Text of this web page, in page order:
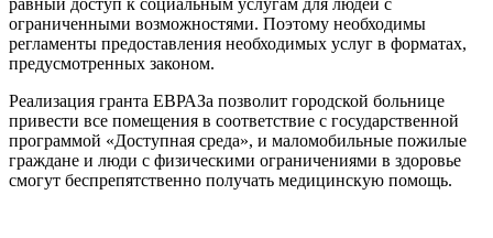
ограниченными возможностями. Поэтому необходимы
регламенты предоставления необходимых услуг в форматах,
предусмотренных законом.
Реализация гранта ЕВРАЗа позволит городской больнице
привести все помещения в соответствие с государственной
программой «Доступная среда», и маломобильные пожилые
граждане и люди с физическими ограничениями в здоровье
смогут беспрепятственно получать медицинскую помощь.